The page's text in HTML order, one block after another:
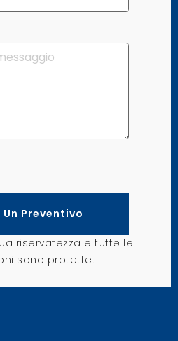
Preventivo
riservatezza e tutte le
sono protette.